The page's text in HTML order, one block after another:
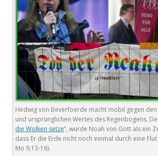
Hedwig von Beverfoerde macht mobil gegen
und ursprünglichen Wertes des Regenbogens.
die Wolken setze”, wurde Noah von Gott als ein
dass Er die Erde nicht noch einmal durch eine
Mo 9,13-16).